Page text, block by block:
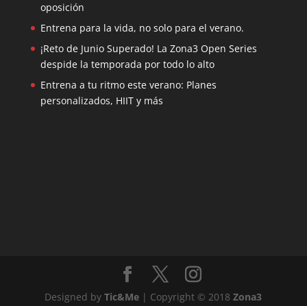
oposición
Entrena para la vida, no solo para el verano.
¡Reto de Junio Superado! La Zona3 Open Series
despide la temporada por todo lo alto
Entrena a tu ritmo este verano: Planes
personalizados, HIIT y más
Designed byTic&Me | Copyright © 2018Zona3